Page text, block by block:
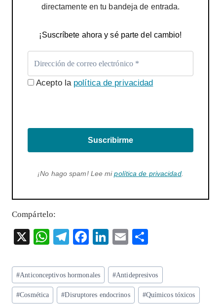
directamente en tu bandeja de entrada.
¡Suscríbete ahora y sé parte del cambio!
Acepto la política de privacidad
Suscribirme
¡No hago spam! Lee mipolítica de privacidad.
Compártelo:
X
W
ts
A
p
T
eg
ra
m
F
eb
o
o
Li
ke
dI
n
E
ai
l
re
Etiquetas
de
la
#Anticonceptivos hormonales #Antidepresivos
#Cosmética #Disruptores endocrinos #Químicos tóxicos